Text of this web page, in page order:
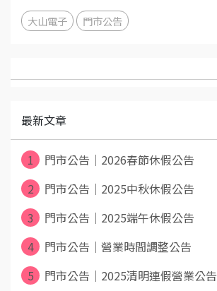
大山電子 門市公告
最新文章
1
門市公告｜2026春節休假公告
2
門市公告｜2025中秋休假公告
3
門市公告｜2025端午休假公告
4
門市公告｜營業時間調整公告
5
門市公告｜2025清明連假營業公告